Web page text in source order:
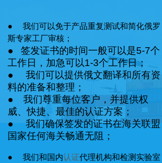
● 我们可以免于产品重复测试和简化俄罗
斯专家工厂审核；
● 签发证书的时间一般可以是5-7个
工作日，加急可以1-3个工作日；
● 我们可以提供俄文翻译和所有资
料的准备和整理；
● 我们尊重每位客户，并提供权
威、快捷、最佳的认证方案；
● 我们确保签发的证书在海关联盟
国家任何海关畅通无阻；
● 我们和国内认证代理机构和检测实验室